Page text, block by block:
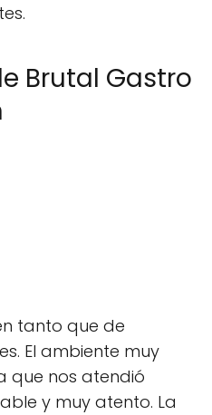
Brutal Gastro
tanto que de
El ambiente muy
que nos atendió
y muy atento. La